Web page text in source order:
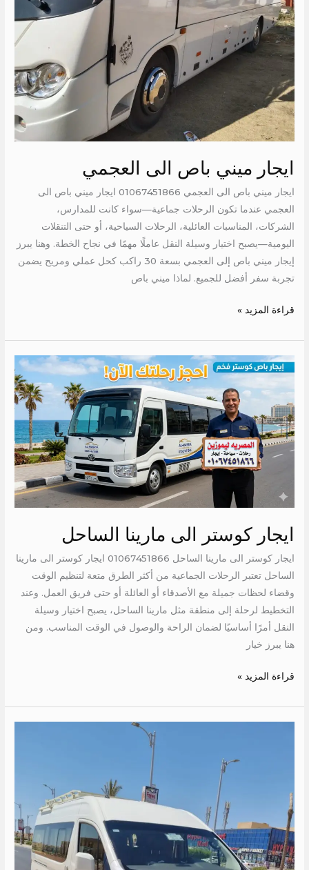
ايجار ميني باص الى العجمي
ايجار ميني باص الى العجمي 01067451866 ايجار ميني باص الى
العجمي عندما تكون الرحلات جماعية—سواء كانت للمدارس،
الشركات، المناسبات العائلية، الرحلات السياحية، أو حتى التنقلات
اليومية—يصبح اختيار وسيلة النقل عاملًا مهمًا في نجاح الخطة. وهنا يبرز
إيجار ميني باص إلى العجمي بسعة 30 راكب كحل عملي ومريح يضمن
تجربة سفر أفضل للجميع. لماذا ميني باص
قراءة المزيد »
ايجار كوستر الى مارينا الساحل
ايجار كوستر الى مارينا الساحل 01067451866 ايجار كوستر الى مارينا
الساحل تعتبر الرحلات الجماعية من أكثر الطرق متعة لتنظيم الوقت
وقضاء لحظات جميلة مع الأصدقاء أو العائلة أو حتى فريق العمل. وعند
التخطيط لرحلة إلى منطقة مثل مارينا الساحل، يصبح اختيار وسيلة
النقل أمرًا أساسيًا لضمان الراحة والوصول في الوقت المناسب. ومن
هنا يبرز خيار
ايجار
كوستر
مارينا
الساحل
قراءة المزيد »
العين
السخنه